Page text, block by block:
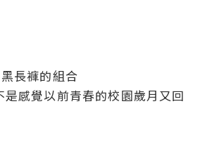
長褲的組合
感覺以前青春的校園歲月又回